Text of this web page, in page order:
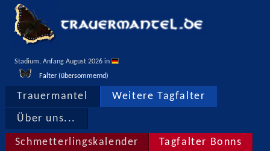
Stadium, Anfang August 2026 in
Falter (übersommernd)
Trauermantel Weitere Tagfalter
Über uns...
Schmetterlingskalender Tagfalter Bonns